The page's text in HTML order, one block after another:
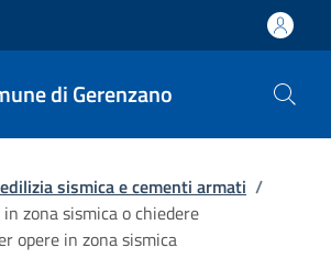
di Gerenzano
panesismica e cementi armati /
zona sismica o chiedere
opere in zona sismica